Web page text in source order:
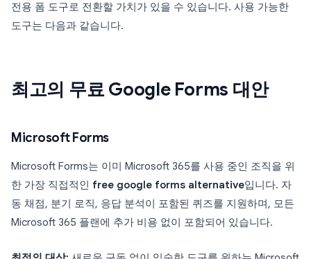
전용 폼 도구로 전환할 가치가 있을 수 있습니다. 사용 가능한
도구는 다음과 같습니다.
최고의 무료 Google Forms 대안
Microsoft Forms
Microsoft Forms는 이미 Microsoft 365를 사용 중인 조직을 위
한 가장 직접적인 free google forms alternative입니다. 자
동 채점, 분기 로직, 응답 분석이 포함된 퀴즈를 지원하며, 모든
Microsoft 365 플랜에 추가 비용 없이 포함되어 있습니다.